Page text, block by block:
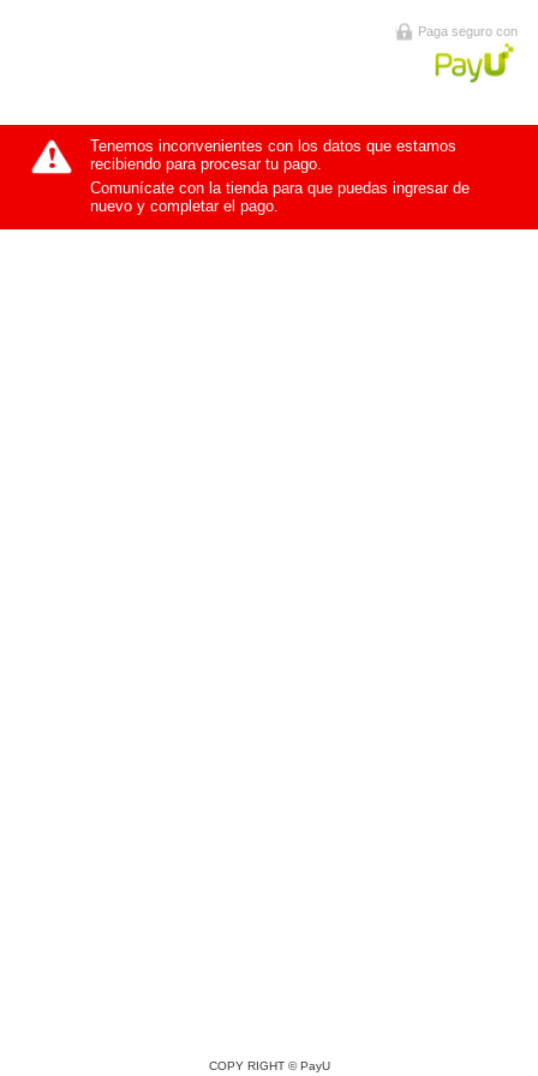
Paga seguro con
Tenemos inconvenientes con los datos que estamos
recibiendo para procesar tu pago.
Comunícate con la tienda para que puedas ingresar de
nuevo y completar el pago.
COPY RIGHT ©PayU